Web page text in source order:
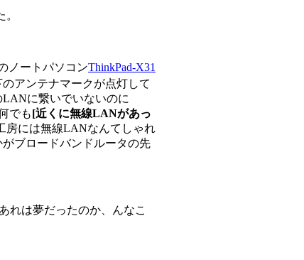
ノートパソコンThinkPad-X31
アンテナマークが点灯して
に繋いでいないのに
でも[近くに無線LANがあっ
房には無線LANなんてしゃれ
ブロードバンドルータの先
れは夢だったのか、んなこ